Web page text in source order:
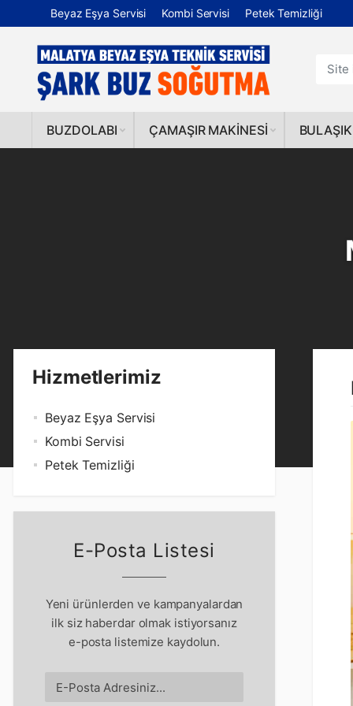
Beyaz Eşya Servisi Kombi Servisi Petek Temizliği
BUZDOLABI ÇAMAŞIR MAKINESI
Hizmetlerimiz
Beyaz Eşya Servisi
Kombi Servisi
Petek Temizliği
E-Posta Listesi
Yeni ürünlerden ve kampanyalardan
ilk siz haberdar olmak istiyorsanız
e-posta listemize kaydolun.